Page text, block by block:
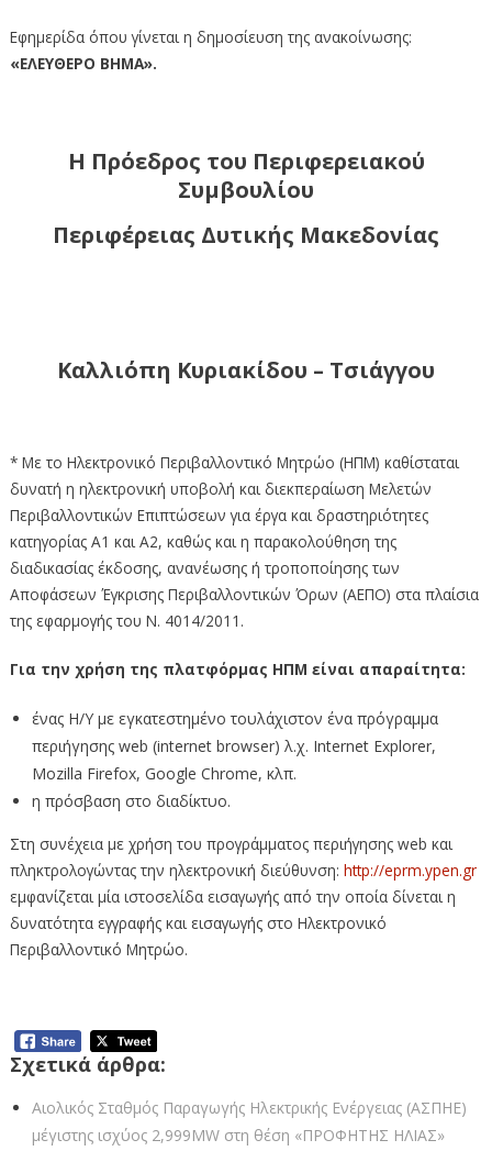
Εφημερίδα όπου γίνεται η δημοσίευση της ανακοίνωσης:
«ΕΛΕΥΘΕΡΟ ΒΗΜΑ».
Η Πρόεδρος του Περιφερειακού
Συμβουλίου
Περιφέρειας Δυτικής Μακεδονίας
Καλλιόπη Κυριακίδου – Τσιάγγου
* Με το Ηλεκτρονικό Περιβαλλοντικό Μητρώο (ΗΠΜ) καθίσταται
δυνατή η ηλεκτρονική υποβολή και διεκπεραίωση Μελετών
Περιβαλλοντικών Επιπτώσεων για έργα και δραστηριότητες
κατηγορίας Α1 και Α2, καθώς και η παρακολούθηση της
διαδικασίας έκδοσης, ανανέωσης ή τροποποίησης των
Αποφάσεων Έγκρισης Περιβαλλοντικών Όρων (ΑΕΠΟ) στα πλαίσια
της εφαρμογής του Ν. 4014/2011.
Για την χρήση της πλατφόρμας ΗΠΜ είναι απαραίτητα:
ένας Η/Υ με εγκατεστημένο τουλάχιστον ένα πρόγραμμα
περιήγησης web (internet browser) λ.χ. Internet Explorer,
Mozilla Firefox, Google Chrome, κλπ.
η πρόσβαση στο διαδίκτυο.
Στη συνέχεια με χρήση του προγράμματος περιήγησης web και
πληκτρολογώντας την ηλεκτρονική διεύθυνση: http://eprm.ypen.gr
εμφανίζεται μία ιστοσελίδα εισαγωγής από την οποία δίνεται η
δυνατότητα εγγραφής και εισαγωγής στο Ηλεκτρονικό
Περιβαλλοντικό Μητρώο.
Σχετικά άρθρα:
Αιολικός Σταθμός Παραγωγής Ηλεκτρικής Ενέργειας (ΑΣΠΗΕ)
μέγιστης ισχύος 2,999ΜW στη θέση «ΠΡΟΦΗΤΗΣ ΗΛΙΑΣ»